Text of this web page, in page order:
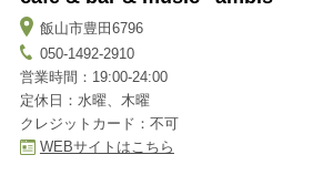
飯山市豊田6796
050-1492-2910
営業時間：19:00-24:00
定休日：水曜、木曜
クレジットカード：不可
WEBサイトはこちら